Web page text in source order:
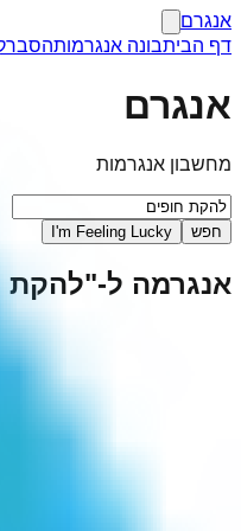
אנגרם
דף הביתבונה אנגרמותהסבר
אנגרם
מחשבון אנגרמות
חפש I'm Feeling Lucky
אנגרמה ל-"להקת